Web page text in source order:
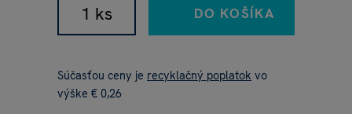
DO KOŠÍKA
Súčasťou ceny je recyklačný poplatok vo
výške € 0,26